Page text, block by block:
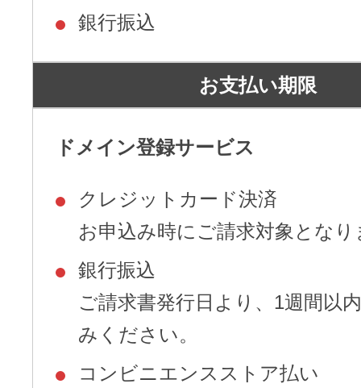
銀行振込
お支払い期限
ドメイン登録サービス
クレジットカード決済
お申込み時にご請求対象となり
銀行振込
ご請求書発行日より、1週間以
みください。
コンビニエンスストア払い